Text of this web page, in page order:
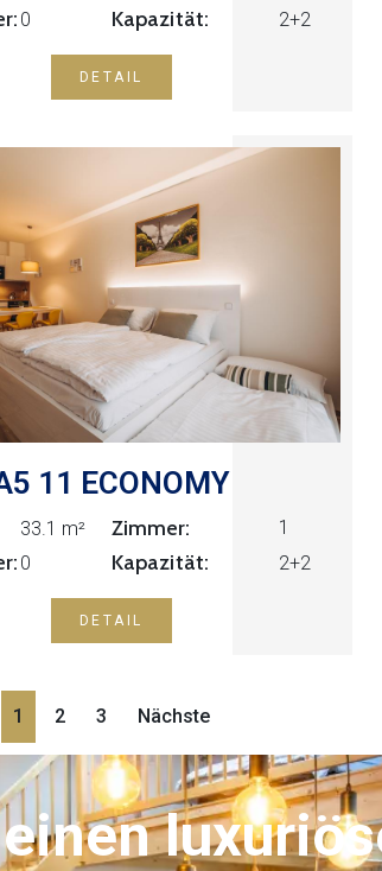
0 Kapazität: 2+2
DETAIL
11 ECONOMY
33.1 m² Zimmer: 1
0 Kapazität: 2+2
DETAIL
1 2 3 Nächste